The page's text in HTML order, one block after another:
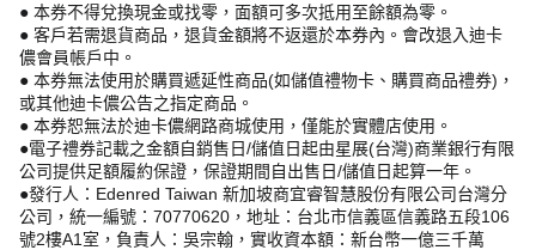
● 本券不得兌換現金或找零，面額可多次抵用至餘額為零。
● 客戶若需退貨商品，退貨金額將不返還於本券內。會改退入迪卡
儂會員帳戶中。
● 本券無法使用於購買遞延性商品(如儲值禮物卡、購買商品禮券)，
或其他迪卡儂公告之指定商品。
● 本券恕無法於迪卡儂網路商城使用，僅能於實體店使用。
●電子禮券記載之金額自銷售日/儲值日起由星展(台灣)商業銀行有限
公司提供足額履約保證，保證期間自出售日/儲值日起算一年。
●發行人：Edenred Taiwan 新加坡商宜睿智慧股份有限公司台灣分
公司，統一編號：70770620，地址：台北市信義區信義路五段106
號2樓A1室，負責人：吳宗翰，實收資本額：新台幣一億三千萬